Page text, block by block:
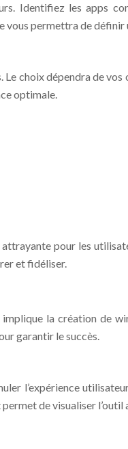
Identifiez les apps
permettra de
choix dépendra de
optimale.
pour les
et fidéliser.
la création de
garantir le succès.
l’expérience
de visualiser l’outil